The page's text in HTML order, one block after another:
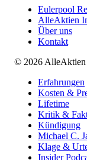
Eulerpool
AlleAktien
Über uns
Kontakt
© 2026 AlleAktien
Erfahrungen
Kosten &
Lifetime
Kritik &
Kündigung
Michael C.
Klage &
Insider